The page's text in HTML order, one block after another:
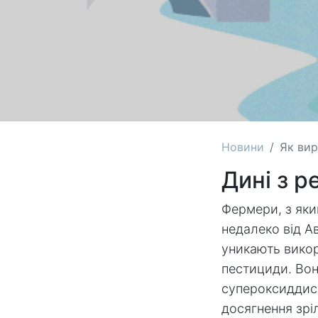
Новини Як
Дині з
Фермери, з
недалеко від
уникають
пестициди.
досягнення